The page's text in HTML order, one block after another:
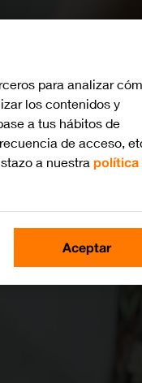
para analizar
los contenidos y
a tus hábitos de
de acceso,
a nuestra política
Aceptar